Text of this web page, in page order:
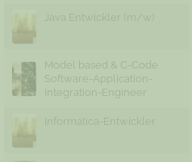
Java Entwickler (m/w)
Model based & C-Code
Software-Application-
Integration-Engineer
Informatica-Entwickler